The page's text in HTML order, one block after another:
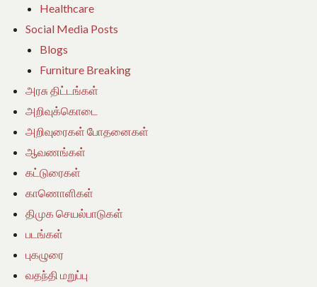
Healthcare
Social Media Posts
Blogs
Furniture Breaking
அரசு திட்டங்கள்
அறிவுக்கொடை
அறிவுரைகள் போதனைகள்
ஆவணங்கள்
கட்டுரைகள்
காணொளிகள்
திமுக செயல்பாடுகள்
படங்கள்
புகழுரை
வதந்தி மறுப்பு